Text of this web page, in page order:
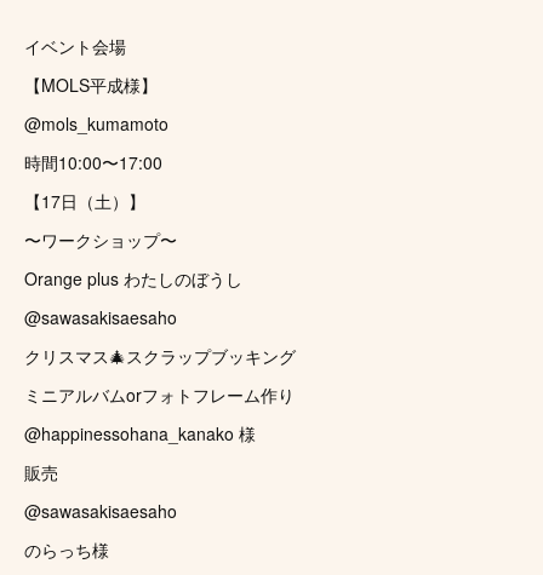
イベント会場
【MOLS平成様】
@mols_kumamoto
時間10:00〜17:00
【17日（土）】
〜ワークショップ〜
Orange plus わたしのぼうし
@sawasakisaesaho
クリスマス🎄スクラップブッキング
ミニアルバムorフォトフレーム作り
@happinessohana_kanako 様
販売
@sawasakisaesaho
のらっち様